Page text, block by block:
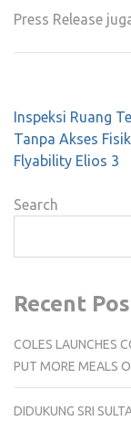
Press Release
Post
navigation
Inspeksi Ruang
Tanpa Akses
Flyability Elios 3
Search
Recent
COLES LAUNCHES
PUT MORE MEALS
DIDUKUNG SRI